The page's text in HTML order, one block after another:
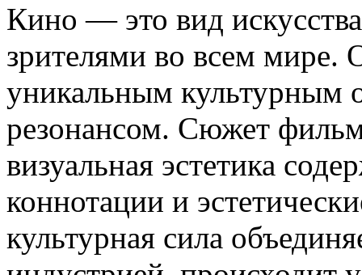
Кино — это вид
зрителями во всем мире.
уникальным культурным
резонансом. Сюжет
визуальная эстетика
коннотации и
культурная сила